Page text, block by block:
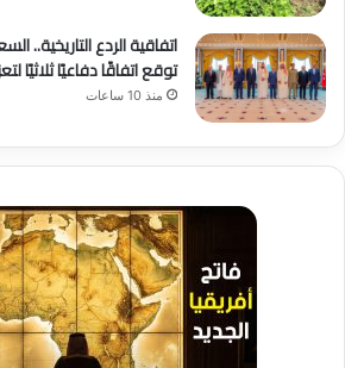
اتفاقية الردع التاريخية..
توقع اتفاقًا دفاعيًا ثلاثيًا
منذ 10 ساعات